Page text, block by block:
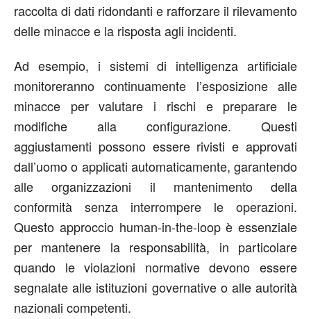
raccolta di dati ridondanti e rafforzare il rilevamento
delle minacce e la risposta agli incidenti.
Ad esempio, i sistemi di intelligenza artificiale
monitoreranno continuamente l’esposizione alle
minacce per valutare i rischi e preparare le
modifiche alla configurazione. Questi
aggiustamenti possono essere rivisti e approvati
dall’uomo o applicati automaticamente, garantendo
alle organizzazioni il mantenimento della
conformità senza interrompere le operazioni.
Questo approccio human-in-the-loop è essenziale
per mantenere la responsabilità, in particolare
quando le violazioni normative devono essere
segnalate alle istituzioni governative o alle autorità
nazionali competenti.